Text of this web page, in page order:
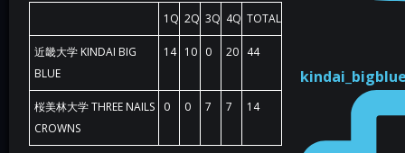
1Q 2Q 3Q 4Q TOTAL
近畿大学 KINDAI BIG
BLUE
14 10 0 20 44
桜美林大学 THREE NAILS
CROWNS
0 0 7 7 14